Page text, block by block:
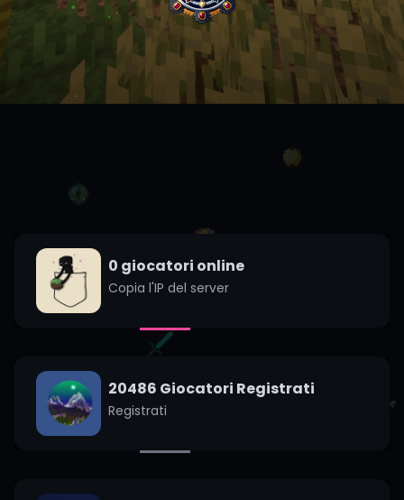
0 giocatori online
Copia l'IP del server
20486 Giocatori Registrati
Registrati